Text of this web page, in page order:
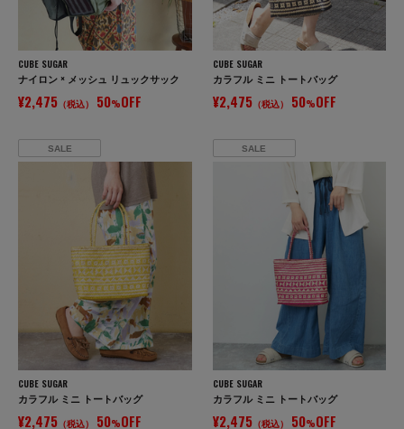
CUBE SUGAR
ナイロン × メッシュ リュックサック
¥2,475 （税込） 50%OFF
CUBE SUGAR
カラフル ミニ トートバッグ
¥2,475（税込） 50%OFF
SALE
CUBE SUGAR
カラフル ミニ トートバッグ
¥2,475 （税込） 50%OFF
SALE
CUBE SUGAR
カラフル ミニ トートバッグ
¥2,475（税込） 50%OFF